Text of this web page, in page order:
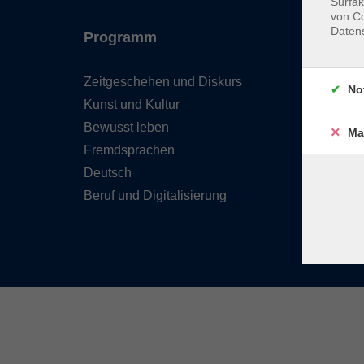
Programm
Zeitgeschehen und Diskurs
Kunst und Kultur
Bewusst leben
Fremdsprachen
Deutsch
Beruf und Digitalisierung
von